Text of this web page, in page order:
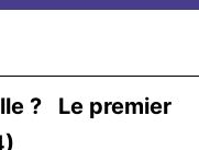
?Le premier